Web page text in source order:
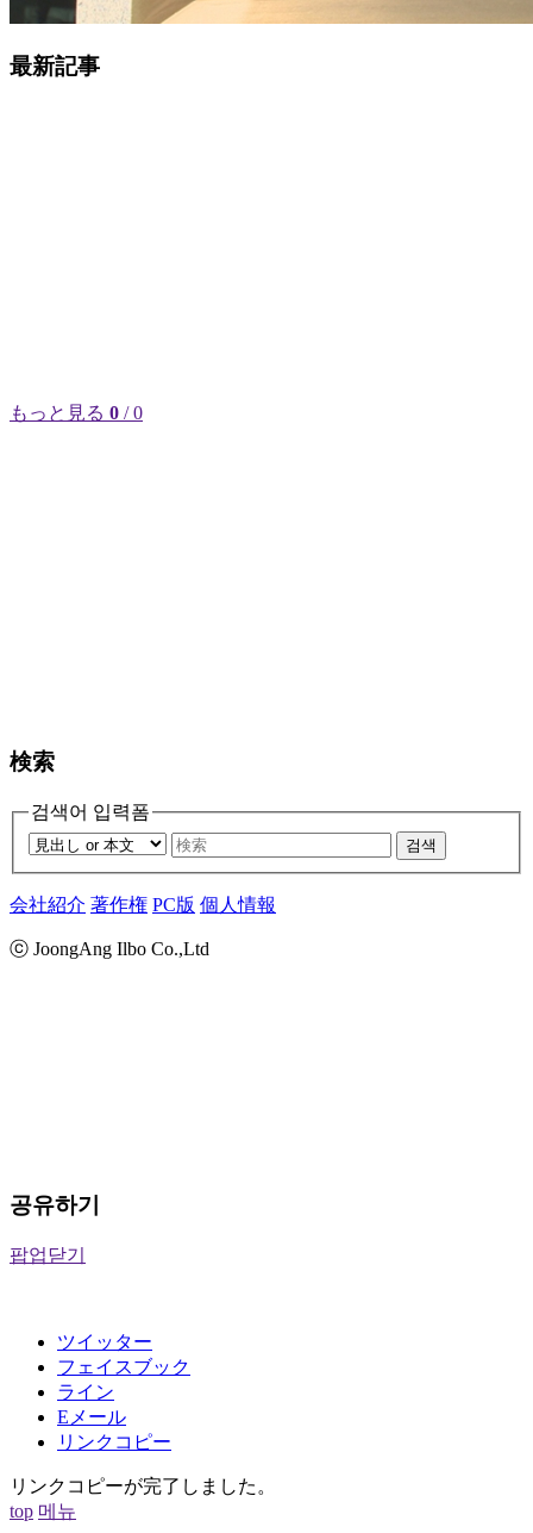
最新記事
もっと見る 0 / 0
検索
검색어 입력폼
검색
会社紹介 著作権 PC版 個人情報
ⓒ JoongAng Ilbo Co.,Ltd
공유하기
팝업닫기
ツイッター
フェイスブック
ライン
Eメール
リンクコピー
リンクコピーが完了しました。
top 메뉴